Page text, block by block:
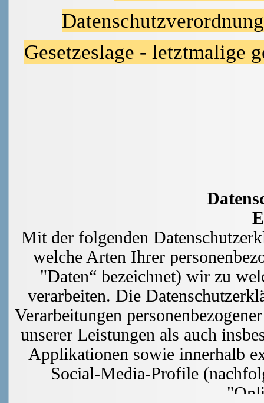
Gesetzeslage - letztmalige
Mit der folgenden
welche Arten Ihrer
"Daten“ bezeichnet) wir zu
verarbeiten. Die
Verarbeitungen
unserer Leistungen als auch
Applikationen sowie innerhalb
Social-Media-Profile